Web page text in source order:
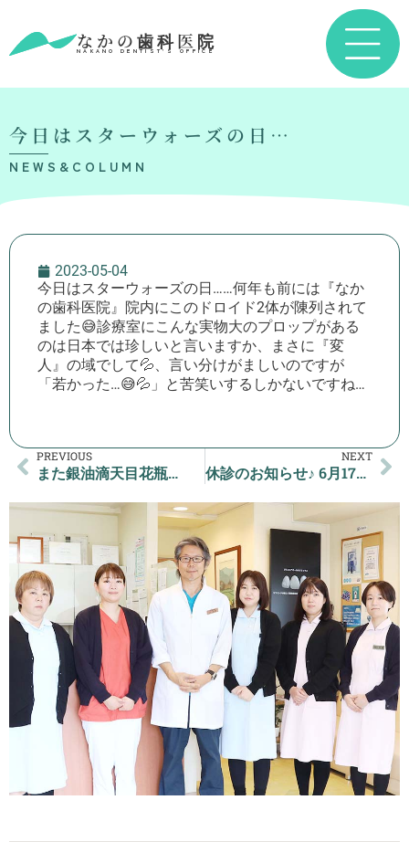
なかの歯科医院
NAKANO DENTIST’S OFFICE
今日はスターウォーズの日…
NEWS&COLUMN
2023-05-04
今日はスターウォーズの日……何年も前には『なか
の歯科医院』院内にこのドロイド2体が陳列されて
ました😅診療室にこんな実物大のプロップがある
のは日本では珍しいと言いますか、まさに『変
人』の域でして💦、言い分けがましいのですが
「若かった…😅💦」と苦笑いするしかないですね…
PREVIOUS
また銀油滴天目花瓶…
NEXT
休診のお知らせ♪ 6月17日(土曜日)